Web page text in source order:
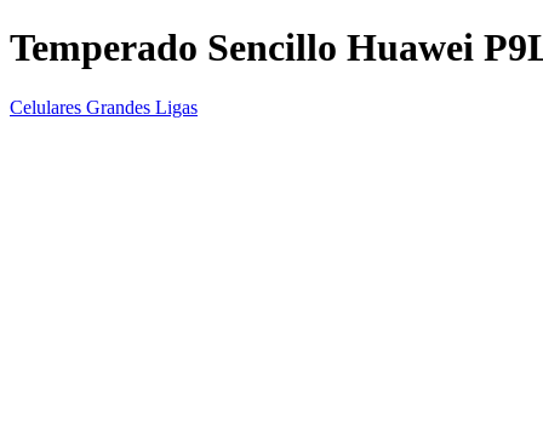
Temperado Sencillo Huawei
Celulares Grandes Ligas